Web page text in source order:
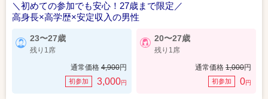
＼初めての参加でも安心！27歳まで限定／
高身長×高学歴×安定収入の男性
23〜27歳
残り1席
通常価格 4,900円
初参加 3,000円
20〜27歳
残り1席
通常価格 1,000円
初参加 0円